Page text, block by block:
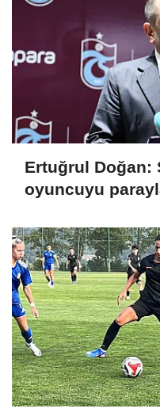
Ertuğrul Doğan:
oyuncuyu